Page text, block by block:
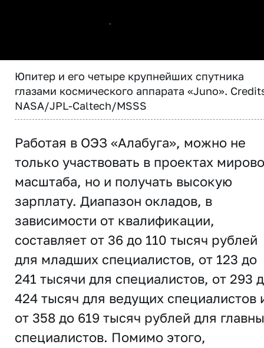
Юпитер и его четыре крупнейших спутника
глазами космического аппарата «Juno».
NASA/JPL-Caltech/MSSS
Работая в ОЭЗ «Алабуга», можно не
только участвовать в проектах
масштаба, но и получать высокую
зарплату. Диапазон окладов, в
зависимости от квалификации,
составляет от 36 до 110 тысяч рублей
для младших специалистов, от 123 до
241 тысячи для специалистов, от 293
424 тысяч для ведущих специалистов
от 358 до 619 тысяч рублей для
специалистов. Помимо этого,